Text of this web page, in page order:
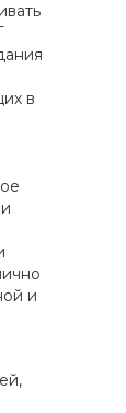
в
и